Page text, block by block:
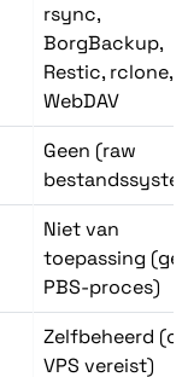
rsync,
BorgBackup,
Restic, rclone,
WebDAV
Geen (raw
Niet van
toepassing
PBS-proces)
Zelfbeheerd (of
VPS vereist)